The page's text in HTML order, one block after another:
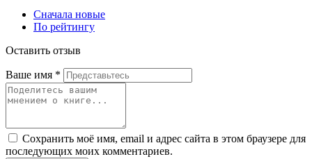
Сначала новые
По рейтингу
Оставить отзыв
Ваше имя *
Сохранить моё имя, email и адрес сайта в этом браузере для
последующих моих комментариев.